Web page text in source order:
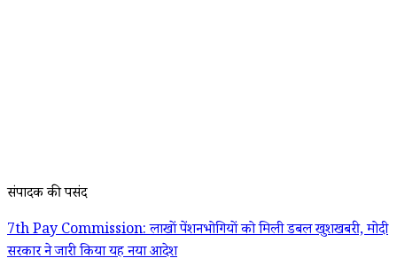
संपादक की पसंद
7th Pay Commission: लाखों पेंशनभोगियों को मिली डबल खुशखबरी, मोदी
सरकार ने जारी किया यह नया आदेश